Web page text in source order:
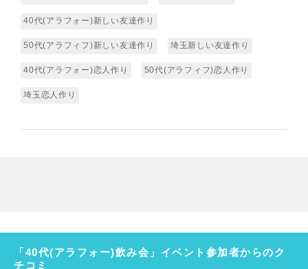
40代(アラフォー)新しい友達作り
50代(アラフィフ)新しい友達作り 埼玉新しい友達作り
40代(アラフォー)恋人作り 50代(アラフィフ)恋人作り
埼玉恋人作り
「40代(アラフォー)飲み会」イベント参加者からのク
チコミ